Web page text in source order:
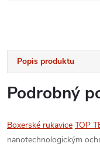
Popis produktu
Podrobný
Boxerské rukavice TOP
nanotechnologickým